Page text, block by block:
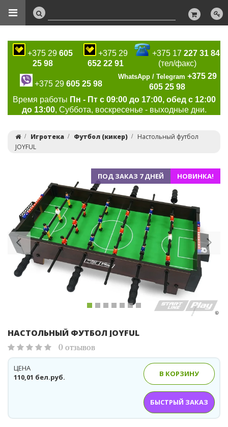
+375 29 605
25 98
+375 29
652 22 91
+375 17227 31 84
(тел/факс)
+375 29 605 25 98
WhatsApp / Telegram +375 29
605 25 98
Время работы Пн - Пт с 09:00 до 17:00, обед с 12:00
до 13:00, Суббота, воскресенье - выходные дни.
Игротека Футбол (кикер)
Настольный футбол
JOYFUL
ПОД ЗАКАЗ 7 ДНЕЙ НОВИНКА!
Previous
НАСТОЛЬНЫЙ ФУТБОЛ JOYFUL
0 отзывов
110,01 бел.руб.
ЦЕНА
В КОРЗИНУ
БЫСТРЫЙ ЗАКАЗ